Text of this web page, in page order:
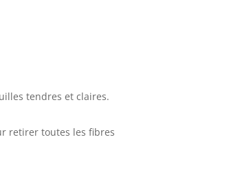
tendres et claires.
retirer toutes les fibres